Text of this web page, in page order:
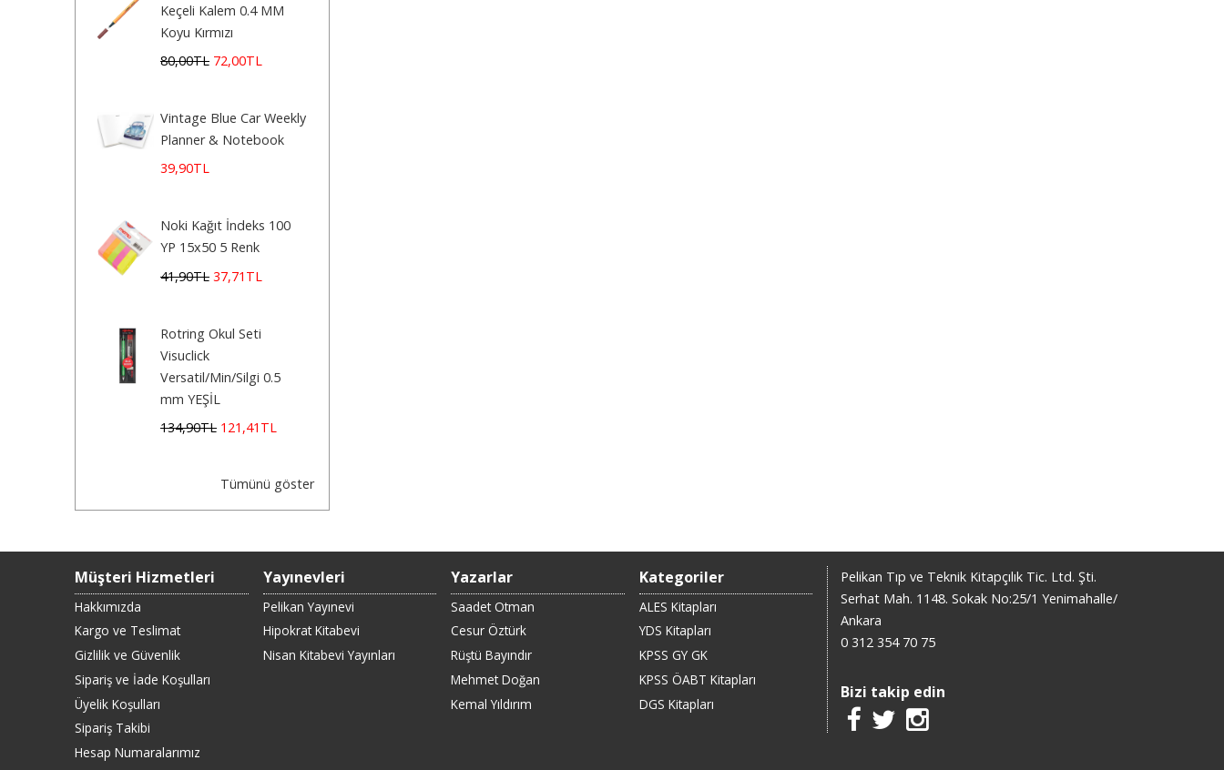
Keçeli Kalem 0.4 MM
Koyu Kırmızı
80,00TL 72,00TL
Vintage Blue Car Weekly
Planner & Notebook
39,90TL
Noki Kağıt İndeks 100
YP 15x50 5 Renk
41,90TL 37,71 TL
Rotring Okul Seti
Visuclick
Versatil/Min/Silgi 0.5
mm YEŞİL
134,90TL 121 ,41 TL
Tümünü göster
Müşteri Hizmetleri
Hakkımızda
Kargo ve Teslimat
Gizlilik ve Güvenlik
Sipariş ve İade Koşulları
Üyelik Koşulları
Sipariş Takibi
Hesap Numaralarımız
Yayınevleri
Pelikan Yayınevi
Hipokrat Kitabevi
Nisan Kitabevi Yayınları
Yazarlar
Saadet Otman
Cesur Öztürk
Rüştü Bayındır
Mehmet Doğan
Kemal Yıldırım
Kategoriler
ALES Kitapları
YDS Kitapları
KPSS GY GK
KPSS ÖABT Kitapları
DGS Kitapları
Pelikan Tıp ve Teknik Kitapçılık Tic. Ltd. Şti.
Serhat Mah. 1148. Sokak No:25/1 Yenimahalle/
Ankara
0 312 354 70 75
Bizi takip edin